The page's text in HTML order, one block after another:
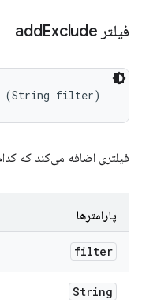
فیلتر add Exclude
(String filter)
فیلتری اضافه می‌کند که
پارامترها
filter
String